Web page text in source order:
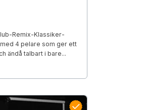
Remix-Klassiker-
4 pelare som ger ett
ändå talbart i bare...